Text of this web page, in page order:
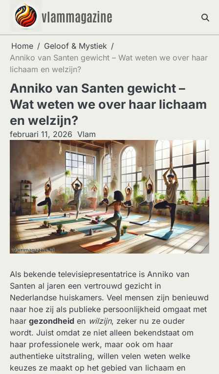
content
vlammagazine
Home
Geloof & Mystiek
Anniko van Santen gewicht – Wat weten we over haar
lichaam en welzijn?
Anniko van Santen gewicht –
Wat weten we over haar lichaam
en welzijn?
februari 11, 2026 Vlam
Als bekende televisiepresentatrice is Anniko van
Santen al jaren een vertrouwd gezicht in
Nederlandse huiskamers. Veel mensen zijn benieuwd
naar hoe zij als publieke persoonlijkheid omgaat met
haar gezondheid en wilzijn, zeker nu ze ouder
wordt. Juist omdat ze niet alleen bekendstaat om
haar professionele werk, maar ook om haar
authentieke uitstraling, willen velen weten welke
keuzes ze maakt op het gebied van lichaam en